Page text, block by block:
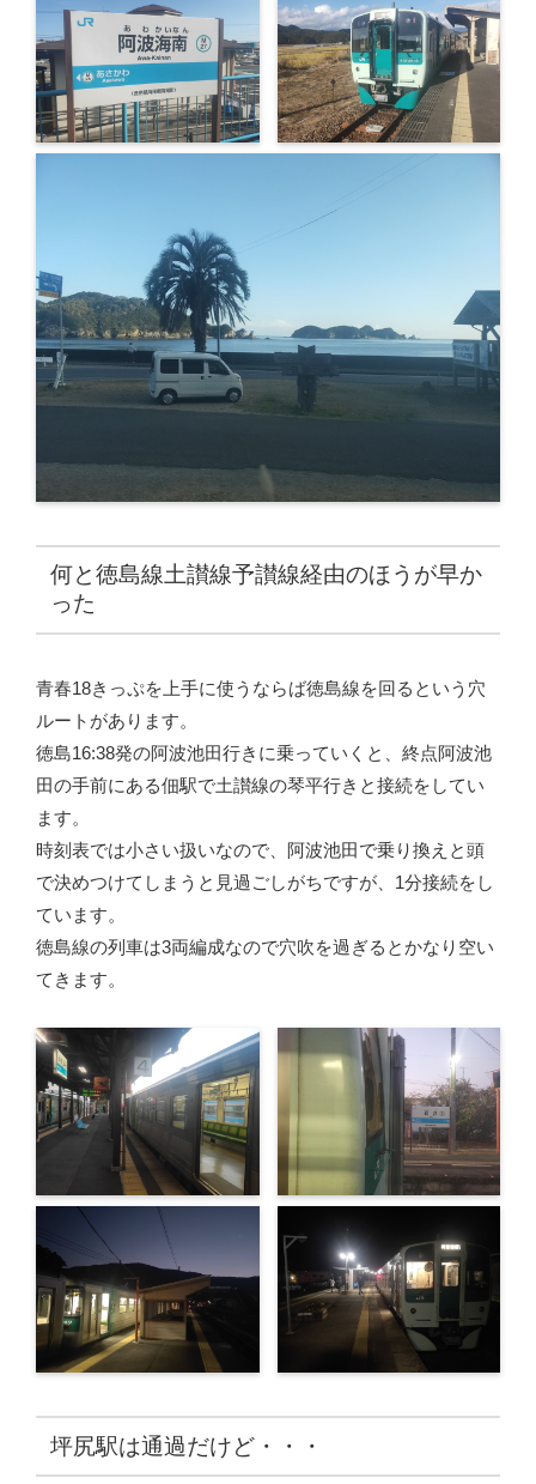
何と徳島線土讃線予讃線経由のほうが早か
った
青春18きっぷを上手に使うならば徳島線を回るという穴
ルートがあります。
徳島16:38発の阿波池田行きに乗っていくと、終点阿波池
田の手前にある佃駅で土讃線の琴平行きと接続をしてい
ます。
時刻表では小さい扱いなので、阿波池田で乗り換えと頭
で決めつけてしまうと見過ごしがちですが、1分接続をし
ています。
徳島線の列車は3両編成なので穴吹を過ぎるとかなり空い
てきます。
坪尻駅は通過だけど・・・